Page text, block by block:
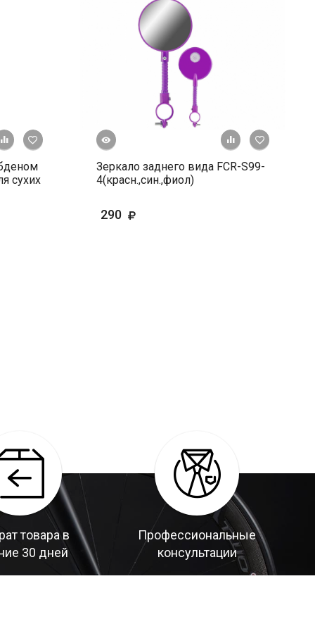
+ К сравнению
В избранное
сухих
+ К
просмотр
Зеркало заднего вида FCR-S99-
4(красн.,син.,фиол)
290
товара в
30 дней
Профессиональные
консультации